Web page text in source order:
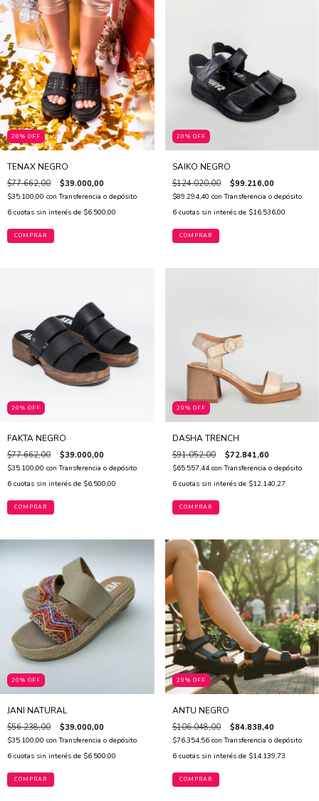
20% OFF
TENAX NEGRO
$77.662,00 $39.000,00
$35.100,00 con Transferencia o depósito
6 cuotas sin interés de $6.500,00
COMPRAR
20% OFF
SAIKO NEGRO
$124.020,00 $99.216,00
$89.294,40 con Transferencia o depósito
6 cuotas sin interés de $16.536,00
COMPRAR
20% OFF
FAKTA NEGRO
$77.662,00 $39.000,00
$35.100,00 con Transferencia o depósito
6 cuotas sin interés de $6.500,00
COMPRAR
20% OFF
DASHA TRENCH
$91.052,00 $72.841,60
$65.557,44 con Transferencia o depósito
6 cuotas sin interés de $12.140,27
COMPRAR
20% OFF
JANI NATURAL
$56.238,00 $39.000,00
$35.100,00 con Transferencia o depósito
6 cuotas sin interés de $6.500,00
COMPRAR
20% OFF
ANTU NEGRO
$106.048,00 $84.838,40
$76.354,56 con Transferencia o depósito
6 cuotas sin interés de $14.139,73
COMPRAR